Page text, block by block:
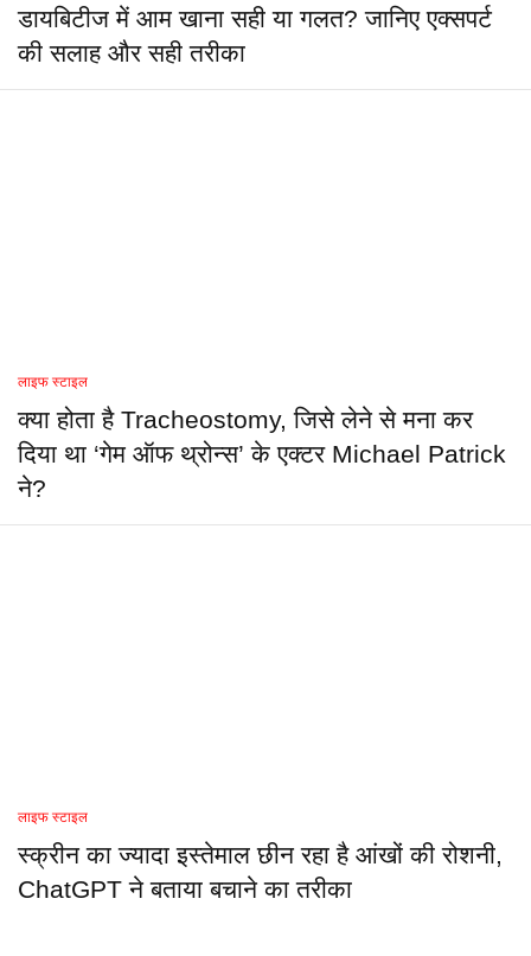
डायबिटीज में आम खाना सही या गलत? जानिए एक्सपर्ट
की सलाह और सही तरीका
लाइफ स्टाइल
क्या होता है Tracheostomy, जिसे लेने से मना कर
दिया था ‘गेम ऑफ थ्रोन्स’ के एक्टर Michael Patrick
ने?
लाइफ स्टाइल
स्क्रीन का ज्यादा इस्तेमाल छीन रहा है आंखों की रोशनी,
ChatGPT ने बताया बचाने का तरीका